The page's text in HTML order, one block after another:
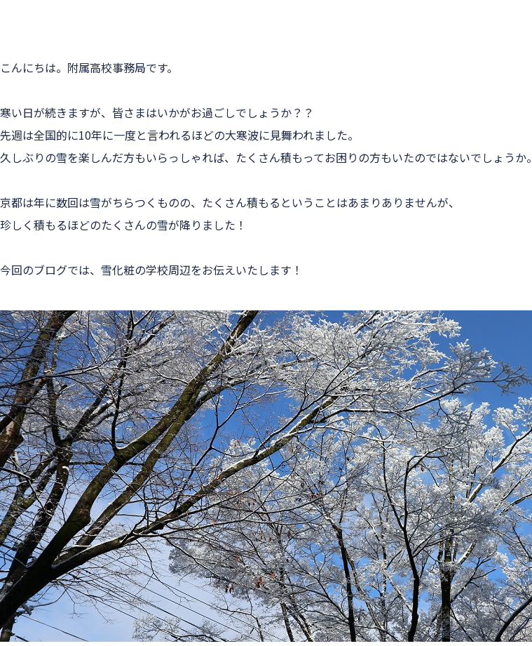
こんにちは。附属高校事務局です。
寒い日が続きますが、皆さまはいかがお過ごしでしょうか？？
先週は全国的に10年に一度と言われるほどの大寒波に見舞われました。
久しぶりの雪を楽しんだ方もいらっしゃれば、たくさん積もってお困りの方もいたのではないでしょうか。
京都は年に数回は雪がちらつくものの、たくさん積もるということはあまりありませんが、
珍しく積もるほどのたくさんの雪が降りました！
今回のブログでは、雪化粧の学校周辺をお伝えいたします！